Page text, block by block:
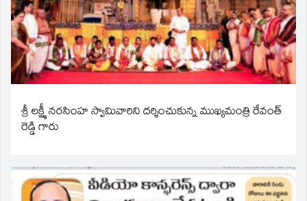
శ్రీ లక్ష్మీ నరసింహ స్వామివారిని దర్శించుకున్న ముఖ్యమంత్రి రేవంత్
రెడ్డి గారు